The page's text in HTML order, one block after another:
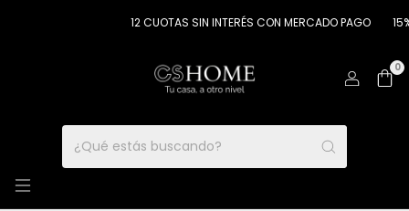
12 CUOTAS SIN INTERÉS CON MERCADO PAGO 15% OFF
0